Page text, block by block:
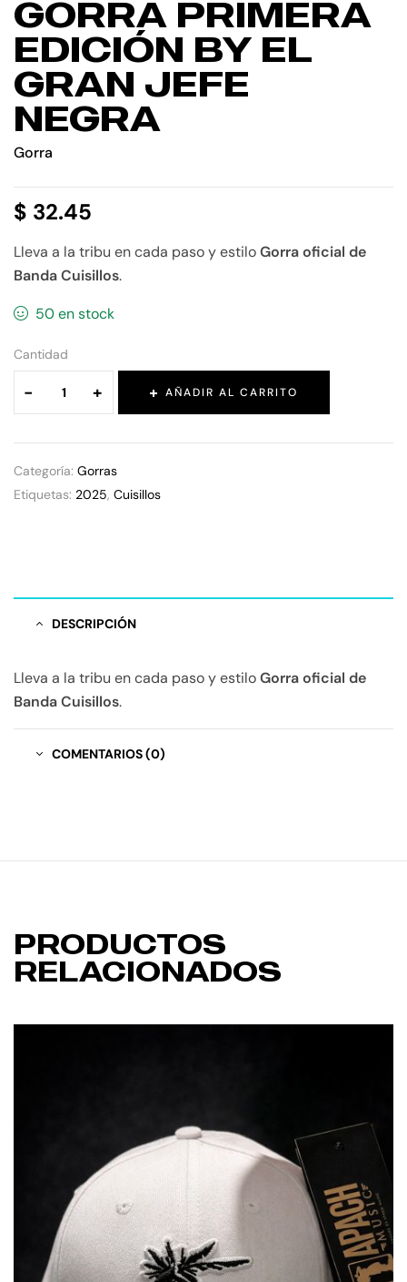
GORRA PRIMERA
EDICIÓN BY EL
GRAN JEFE
NEGRA
Gorra
$ 32.45
Lleva a la tribu en cada paso y estiloGorra oficial de
Banda Cuisillos.
50 en stock
Cantidad
- + AÑADIR AL CARRITO
Categoría: Gorras
Etiquetas: 2025, Cuisillos
DESCRIPCIÓN
Lleva a la tribu en cada paso y estiloGorra oficial de
Banda Cuisillos.
COMENTARIOS (0)
PRODUCTOS
RELACIONADOS